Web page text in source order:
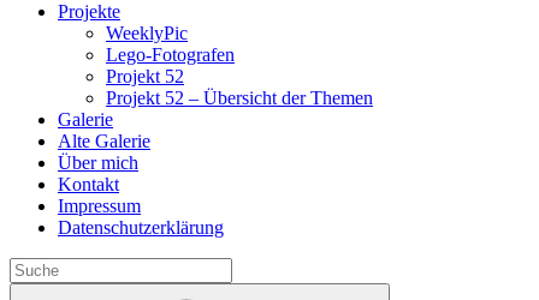
Projekte
WeeklyPic
Lego-Fotografen
Projekt 52
Projekt 52 – Übersicht der Themen
Galerie
Alte Galerie
Über mich
Kontakt
Impressum
Datenschutzerklärung
Search
for: